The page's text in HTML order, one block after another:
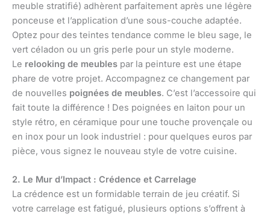
meuble stratifié) adhèrent parfaitement après une légère
ponceuse et l’application d’une sous-couche adaptée.
Optez pour des teintes tendance comme le bleu sage, le
vert céladon ou un gris perle pour un style moderne.
Le relooking de meubles par la peinture est une étape
phare de votre projet. Accompagnez ce changement par
de nouvelles poignées de meubles. C’est l’accessoire qui
fait toute la différence ! Des poignées en laiton pour un
style rétro, en céramique pour une touche provençale ou
en inox pour un look industriel : pour quelques euros par
pièce, vous signez le nouveau style de votre cuisine.
2. Le Mur d’Impact : Crédence et Carrelage
La crédence est un formidable terrain de jeu créatif. Si
votre carrelage est fatigué, plusieurs options s’offrent à